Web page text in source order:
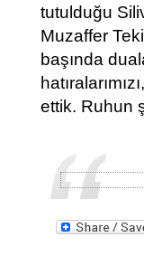
tutulduğu
Muzaffer
başında
ettik. Ruhun